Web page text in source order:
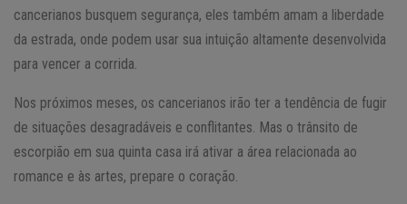
cancerianos busquem segurança, eles também amam a liberdade
da estrada, onde podem usar sua intuição altamente desenvolvida
para vencer a corrida.
Nos próximos meses, os cancerianos irão ter a tendência de fugir
de situações desagradáveis e conflitantes. Mas o trânsito de
escorpião em sua quinta casa irá ativar a área relacionada ao
romance e às artes, prepare o coração.